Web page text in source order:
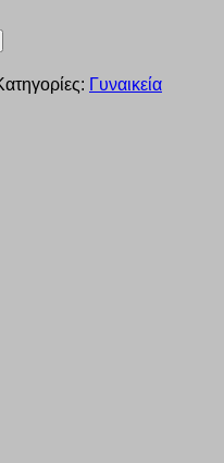
Γυναικεία